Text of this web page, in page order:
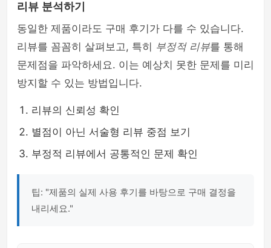
리뷰 분석하기
동일한 제품이라도 구매 후기가 다를 수 있습니다.
리뷰를 꼼꼼히 살펴보고, 특히 부정적 리뷰를 통해
문제점을 파악하세요. 이는 예상치 못한 문제를 미리
방지할 수 있는 방법입니다.
리뷰의 신뢰성 확인
별점이 아닌 서술형 리뷰 중점 보기
부정적 리뷰에서 공통적인 문제 확인
팁: "제품의 실제 사용 후기를 바탕으로 구매 결정을
내리세요."